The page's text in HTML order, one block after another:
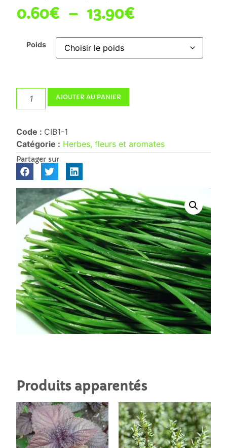
0.60€ – 13.90€
Poids
AJOUTER AU PANIER
Code : CIB1-1
Catégorie : Herbes, fleurs et aromates
Partager sur
Produits apparentés